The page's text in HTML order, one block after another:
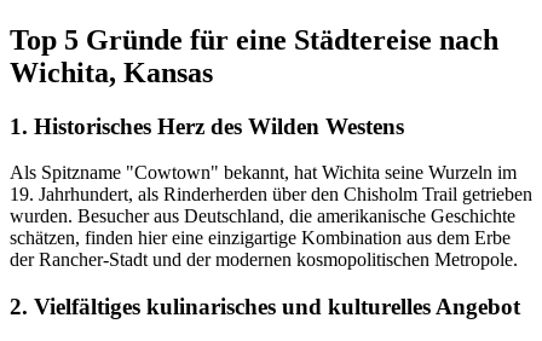
Top 5 Gründe für eine Städtereise nach
Wichita, Kansas
1. Historisches Herz des Wilden Westens
Als Spitzname "Cowtown" bekannt, hat Wichita seine Wurzeln im
19. Jahrhundert, als Rinderherden über den Chisholm Trail getrieben
wurden. Besucher aus Deutschland, die amerikanische Geschichte
schätzen, finden hier eine einzigartige Kombination aus dem Erbe
der Rancher-Stadt und der modernen kosmopolitischen Metropole.
2. Vielfältiges kulinarisches und kulturelles Angebot